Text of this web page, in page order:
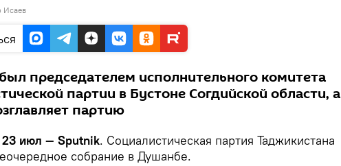
председателем исполнительного комитета
партии в Бустоне Согдийской области, а
партию
июл — Sputnik. Социалистическая партия Таджикистана
собрание в Душанбе.